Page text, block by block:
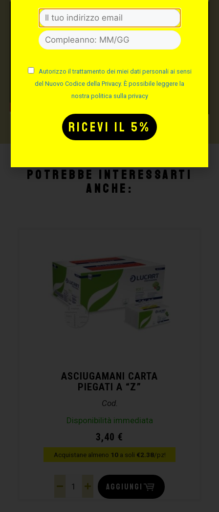
Potrebbe interessarti
anche:
ASCIUGAMANI CARTA
PIEGATI A “Z”
Cod.
Disponibilità immediata
3,40 €
Acquistane almeno 10a soli €2.38/pz!
AGGIUNGI
Autorizzo il trattamento dei miei dati personali ai sensi
del Nuovo Codice della Privacy. È possibile leggere la
nostra politica sulla privacy